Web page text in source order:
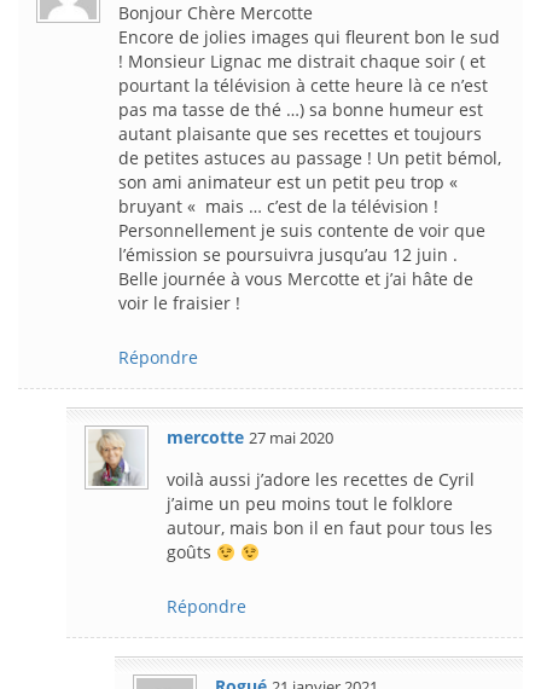
Bonjour Chère Mercotte
Encore de jolies images qui fleurent bon le sud
! Monsieur Lignac me distrait chaque soir ( et
pourtant la télévision à cette heure là ce n’est
pas ma tasse de thé …) sa bonne humeur est
autant plaisante que ses recettes et toujours
de petites astuces au passage ! Un petit bémol,
son ami animateur est un petit peu trop «
bruyant « mais … c’est de la télévision !
Personnellement je suis contente de voir que
l’émission se poursuivra jusqu’au 12 juin .
Belle journée à vous Mercotte et j’ai hâte de
voir le fraisier !
Répondre
mercotte 27 mai 2020
voilà aussi j’adore les recettes de Cyril
j’aime un peu moins tout le folklore
autour, mais bon il en faut pour tous les
goûts
Répondre